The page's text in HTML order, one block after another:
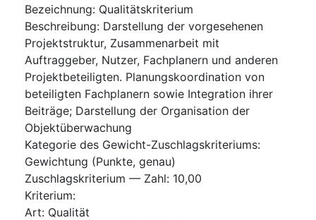
Bezeichnung: Qualitätskriterium
Beschreibung: Darstellung der vorgesehenen
Projektstruktur, Zusammenarbeit mit
Auftraggeber, Nutzer, Fachplanern und anderen
Projektbeteiligten. Planungskoordination von
beteiligten Fachplanern sowie Integration ihrer
Beiträge; Darstellung der Organisation der
Objektüberwachung
Kategorie des Gewicht-Zuschlagskriteriums:
Gewichtung (Punkte, genau)
Zuschlagskriterium — Zahl: 10,00
Kriterium:
Art: Qualität